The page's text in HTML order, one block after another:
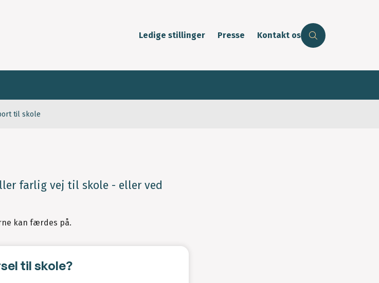
Ledige stillinger Presse Kontakt os
til skole
farlig vej til skole - eller ved
kan færdes på.
til skole?